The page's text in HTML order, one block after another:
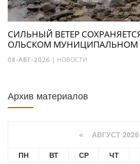
СИЛЬНЫЙ ВЕТЕР
ОЛЬСКОМ МУНИЦИПАЛЬНОМ
08-АВГ-2026 | НОВОСТИ
Архив материалов
« АВГУСТ
ПН
ВТ СР ЧТ